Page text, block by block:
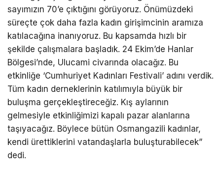
sayımızın 70’e çıktığını görüyoruz. Önümüzdeki
süreçte çok daha fazla kadın girişimcinin aramıza
katılacağına inanıyoruz. Bu kapsamda hızlı bir
şekilde çalışmalara başladık. 24 Ekim’de Hanlar
Bölgesi’nde, Ulucami civarında olacağız. Bu
etkinliğe ‘Cumhuriyet Kadınları Festivali’ adını verdik.
Tüm kadın derneklerinin katılımıyla büyük bir
buluşma gerçekleştireceğiz. Kış aylarının
gelmesiyle etkinliğimizi kapalı pazar alanlarına
taşıyacağız. Böylece bütün Osmangazili kadınlar,
kendi ürettiklerini vatandaşlarla buluşturabilecek”
dedi.